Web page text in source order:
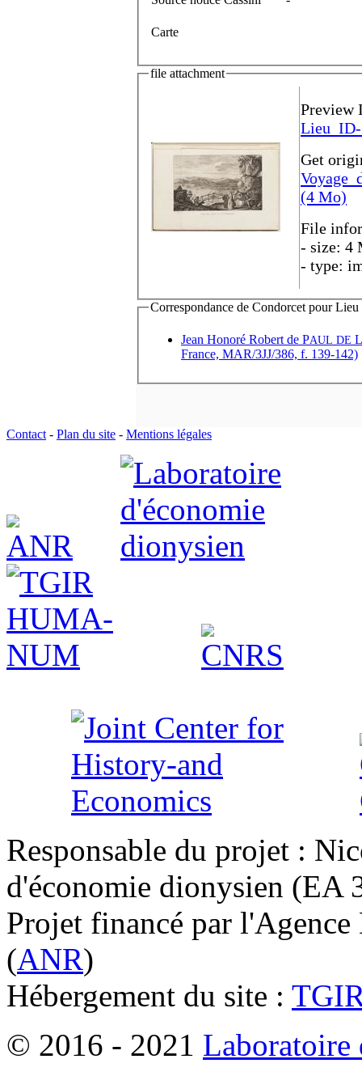
Carte
file attachment
Preview
Get
(4 Mo)
File
- size: 4
- type:
Correspondance de Condorcet pour
Jean Honoré Robert de PAUL DE L
France, MAR/3JJ/386, f. 139-142)
Contact - Plan du site - Mentions légales
Responsable du projet :
d'économie dionysien
Projet financé par l'Agence
(ANR)
Hébergement du site :
© 2016 - 2021 Laboratoire